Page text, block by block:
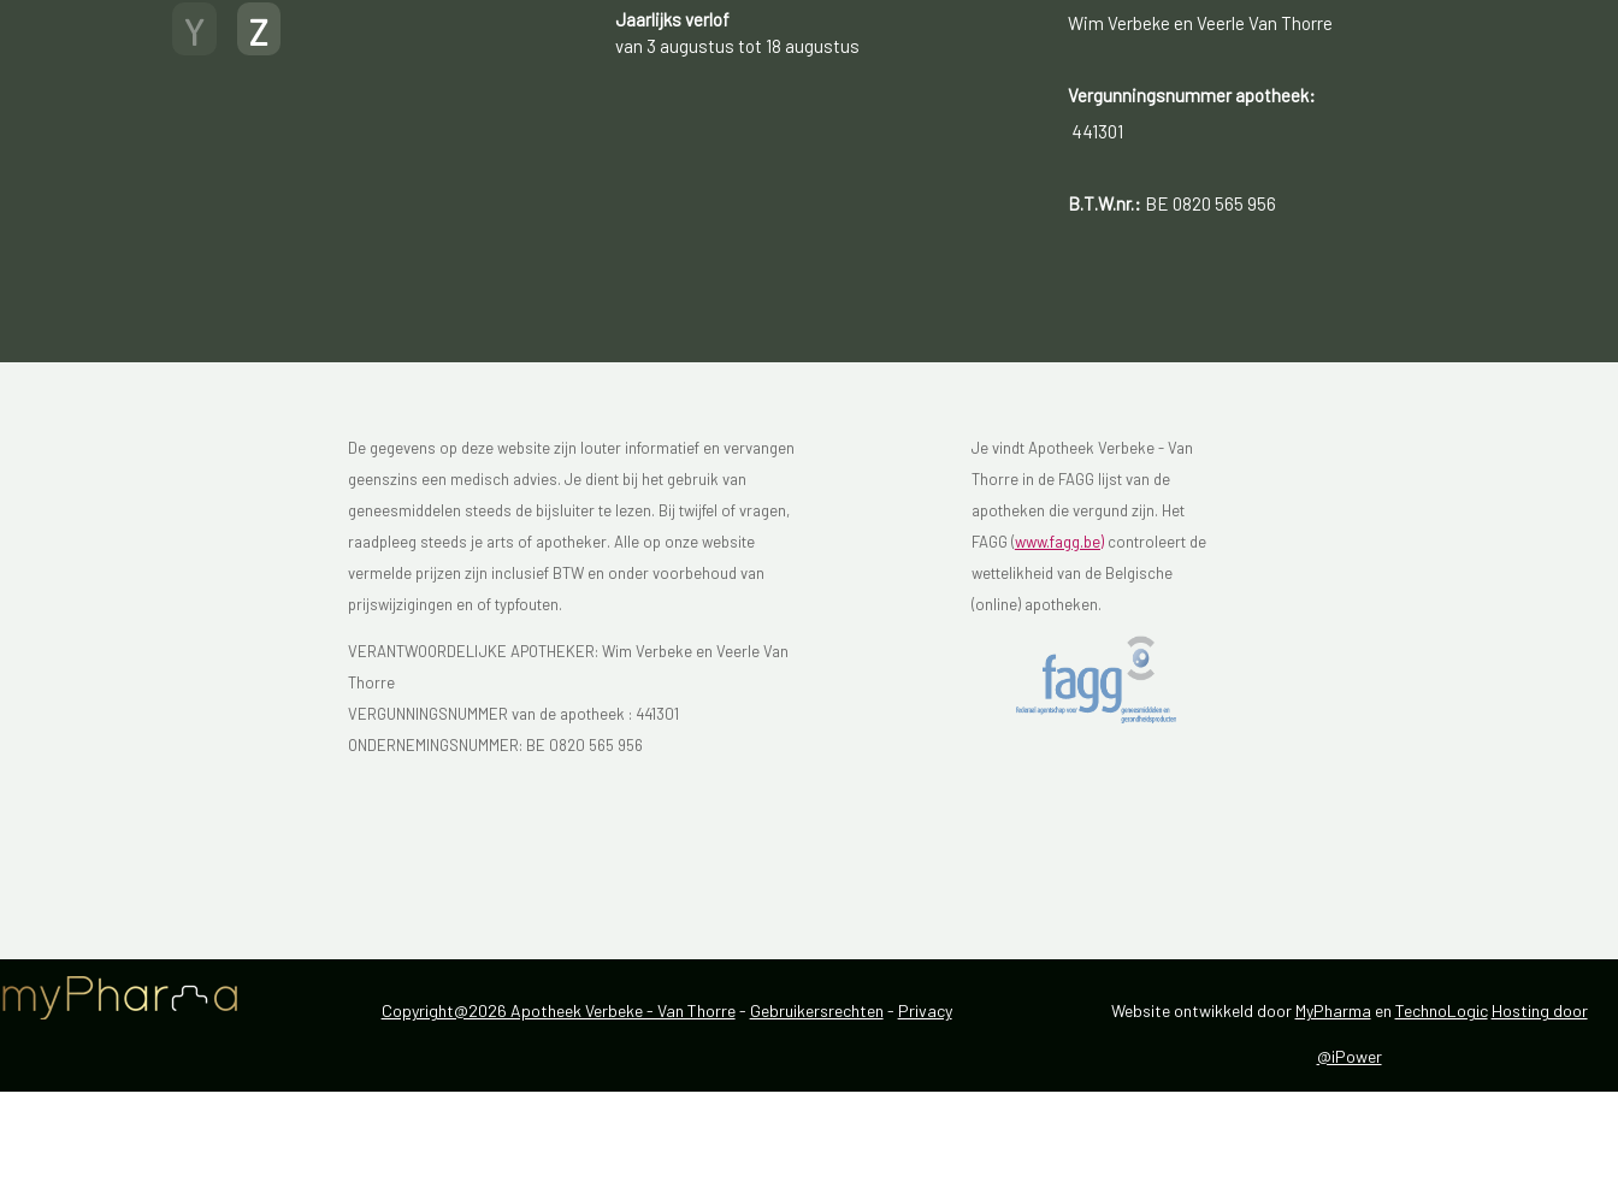
Y
Z
Jaarlijks verlof
van 3 augustus tot 18 augustus
Wim Verbeke en Veerle Van Thorre
Vergunningsnummer apotheek:
441301
B.T.W.nr.: BE 0820 565 956
De gegevens op deze website zijn louter informatief en vervangen
geenszins een medisch advies. Je dient bij het gebruik van
geneesmiddelen steeds de bijsluiter te lezen. Bij twijfel of vragen,
raadpleeg steeds je arts of apotheker. Alle op onze website
vermelde prijzen zijn inclusief BTW en onder voorbehoud van
prijswijzigingen en of typfouten.
VERANTWOORDELIJKE APOTHEKER: Wim Verbeke en Veerle Van
Thorre
VERGUNNINGSNUMMER van de apotheek : 441301
ONDERNEMINGSNUMMER: BE 0820 565 956
Je vindt Apotheek Verbeke - Van
Thorre in de FAGG lijst van de
apotheken die vergund zijn. Het
FAGG (www.fagg.be)controleert de
wettelikheid van de Belgische
(online) apotheken.
Copyright@2026 Apotheek Verbeke - Van Thorre - Gebruikersrechten - Privacy Website ontwikkeld door MyPharma en TechnoLogic Hosting door
@iPower